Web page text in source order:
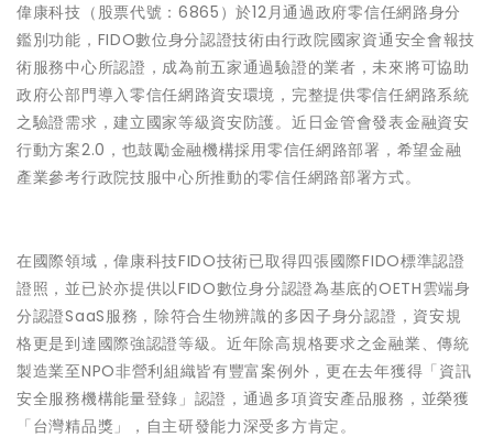
偉康科技（股票代號：6865）於12月通過政府零信任網路身分
鑑別功能，FIDO數位身分認證技術由行政院國家資通安全會報技
術服務中心所認證，成為前五家通過驗證的業者，未來將可協助
政府公部門導入零信任網路資安環境，完整提供零信任網路系統
之驗證需求，建立國家等級資安防護。近日金管會發表金融資安
行動方案2.0，也鼓勵金融機構採用零信任網路部署，希望金融
產業參考行政院技服中心所推動的零信任網路部署方式。
在國際領域，偉康科技FIDO技術已取得四張國際FIDO標準認證
證照，並已於亦提供以FIDO數位身分認證為基底的OETH雲端身
分認證SaaS服務，除符合生物辨識的多因子身分認證，資安規
格更是到達國際強認證等級。近年除高規格要求之金融業、傳統
製造業至NPO非營利組織皆有豐富案例外，更在去年獲得「資訊
安全服務機構能量登錄」認證，通過多項資安產品服務，並榮獲
「台灣精品獎」，自主研發能力深受多方肯定。